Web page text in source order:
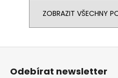
ZOBRAZIT VŠECHNY
Z
Odebírat newsletter